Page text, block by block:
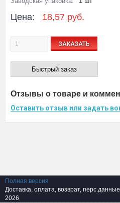
Цена: 18,57 руб.
ЗАКАЗАТЬ
Быстрый заказ
Отзывы о товаре и
Оставить отзыв или задать
Полная версия
Доставка, оплата, возврат, перс.данные
2026